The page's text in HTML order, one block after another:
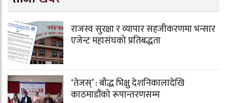
राजस्व सुरक्षा र व्यापार सहजीकरणमा भन्सार
एजेन्ट महासंघको प्रतिबद्धता
‘तेजस्’ : बौद्ध भिक्षु देशनिकालादेखि
काठमाडौंको रूपान्तरणसम्म